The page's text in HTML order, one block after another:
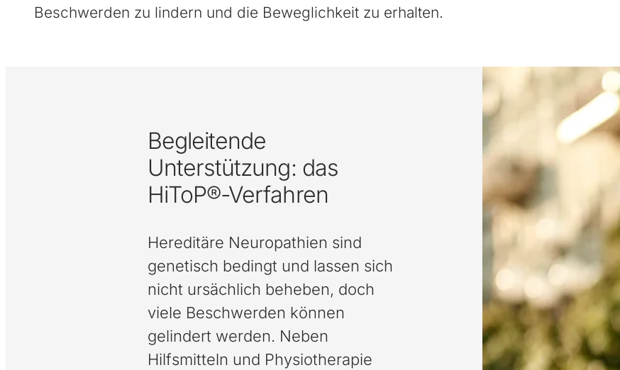
Beschwerden zu lindern und die Beweglichkeit zu erhalten.
Begleitende
Unterstützung: das
HiToP®-Verfahren
Hereditäre Neuropathien sind
genetisch bedingt und lassen sich
nicht ursächlich beheben, doch
viele Beschwerden können
gelindert werden. Neben
Hilfsmitteln und Physiotherapie